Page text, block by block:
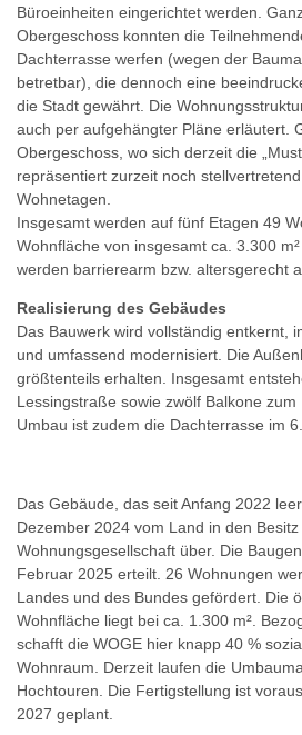
Büroeinheiten eingerichtet werden.
Obergeschoss konnten die
Dachterrasse werfen (wegen der
betretbar), die dennoch eine
die Stadt gewährt. Die
auch per aufgehängter Pläne erläutert.
Obergeschoss, wo sich derzeit die
repräsentiert zurzeit noch
Wohnetagen.
Insgesamt werden auf fünf Etagen 49
Wohnfläche von insgesamt ca. 3.300
werden barrierearm bzw. altersgerecht
Realisierung des Gebäudes
Das Bauwerk wird vollständig entkernt,
und umfassend modernisiert. Die
größtenteils erhalten. Insgesamt
Lessingstraße sowie zwölf Balkone
Umbau ist zudem die Dachterrasse im
Das Gebäude, das seit Anfang 2022
Dezember 2024 vom Land in den
Wohnungsgesellschaft über. Die
Februar 2025 erteilt. 26 Wohnungen
Landes und des Bundes gefördert. Die
Wohnfläche liegt bei ca. 1.300 m².
schafft die WOGE hier knapp 40 %
Wohnraum. Derzeit laufen die
Hochtouren. Die Fertigstellung ist
2027 geplant.